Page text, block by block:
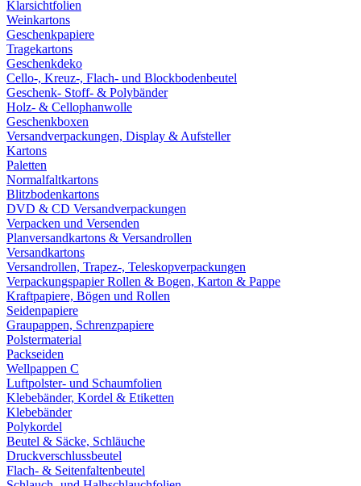
Klarsichtfolien
Weinkartons
Geschenkpapiere
Tragekartons
Geschenkdeko
Cello-, Kreuz-, Flach- und Blockbodenbeutel
Geschenk- Stoff- & Polybänder
Holz- & Cellophanwolle
Geschenkboxen
Versandverpackungen, Display & Aufsteller
Kartons
Paletten
Normalfaltkartons
Blitzbodenkartons
DVD & CD Versandverpackungen
Verpacken und Versenden
Planversandkartons & Versandrollen
Versandkartons
Versandrollen, Trapez-, Teleskopverpackungen
Verpackungspapier Rollen & Bogen, Karton & Pappe
Kraftpapiere, Bögen und Rollen
Seidenpapiere
Graupappen, Schrenzpapiere
Polstermaterial
Packseiden
Wellpappen C
Luftpolster- und Schaumfolien
Klebebänder, Kordel & Etiketten
Klebebänder
Polykordel
Beutel & Säcke, Schläuche
Druckverschlussbeutel
Flach- & Seitenfaltenbeutel